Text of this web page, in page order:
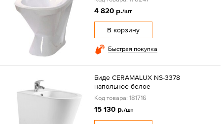
4 820 р./шт
В корзину
Быстрая покупка
Биде CERAMALUX NS-3378
напольное белое
Код товара: 181716
15 130 р./шт